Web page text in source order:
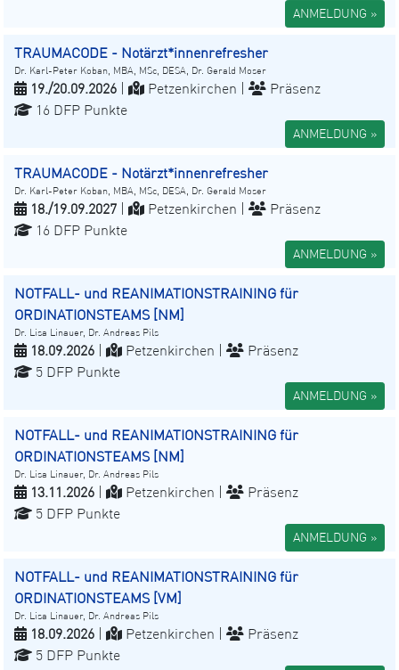
ANMELDUNG »
TRAUMACODE - Notärzt*innenrefresher
Dr. Karl-Peter Koban, MBA, MSc, DESA, Dr. Gerald Moser
19./20.09.2026 Petzenkirchen |
Präsenz
16 DFP Punkte
ANMELDUNG »
TRAUMACODE - Notärzt*innenrefresher
Dr. Karl-Peter Koban, MBA, MSc, DESA, Dr. Gerald Moser
18./19.09.2027 Petzenkirchen |
Präsenz
16 DFP Punkte
ANMELDUNG »
NOTFALL- und REANIMATIONSTRAINING für
ORDINATIONSTEAMS [NM]
Dr. Lisa Linauer, Dr. Andreas Pils
18.09.2026 Petzenkirchen |
Präsenz
5 DFP Punkte
ANMELDUNG »
NOTFALL- und REANIMATIONSTRAINING für
ORDINATIONSTEAMS [NM]
Dr. Lisa Linauer, Dr. Andreas Pils
13.11.2026 Petzenkirchen |
Präsenz
5 DFP Punkte
ANMELDUNG »
NOTFALL- und REANIMATIONSTRAINING für
ORDINATIONSTEAMS [VM]
Dr. Lisa Linauer, Dr. Andreas Pils
18.09.2026 Petzenkirchen |
Präsenz
5 DFP Punkte